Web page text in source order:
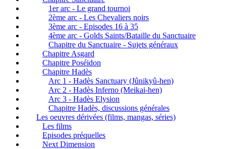
1er arc - Le grand tournoi
2ème arc - Les Chevaliers noirs
3ème arc - Episodes 16 à 35
4ème arc - Golds Saints/Bataille du Sanctuaire
Chapitre du Sanctuaire - Sujets généraux
Chapitre Asgard
Chapitre Poséidon
Chapitre Hadès
Arc 1 - Hadès Sanctuary (Jûnikyû-hen)
Arc 2 - Hadès Inferno (Meikai-hen)
Arc 3 - Hadès Elysion
Chapitre Hadès, discussions générales
Les oeuvres dérivées (films, mangas, séries)
Les films
Episodes préquelles
Next Dimension